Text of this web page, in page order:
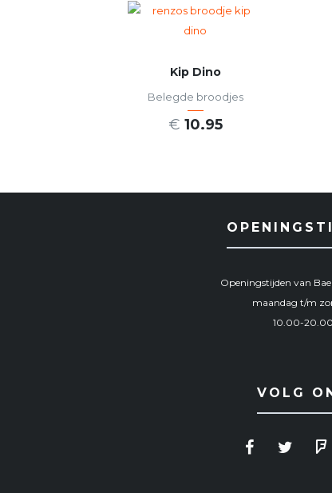
Kip Dino
Belegde broodjes
€ 10.95
Openingstijden van
maandag t/m
10.00-20.00
VOLG